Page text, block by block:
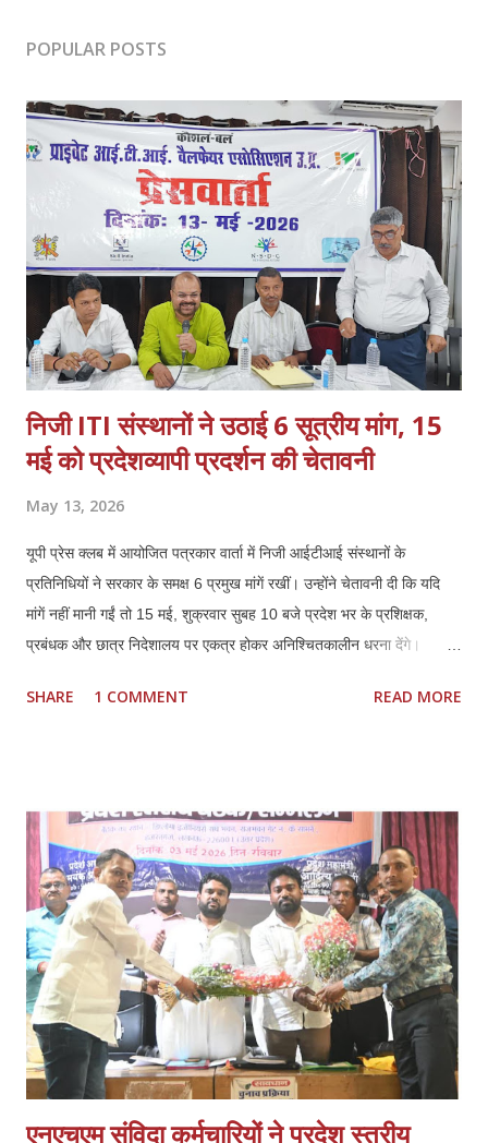
POPULAR POSTS
निजी ITI संस्थानों ने उठाई 6 सूत्रीय मांग, 15
मई को प्रदेशव्यापी प्रदर्शन की चेतावनी
May 13, 2026
यूपी प्रेस क्लब में आयोजित पत्रकार वार्ता में निजी आईटीआई संस्थानों के
प्रतिनिधियों ने सरकार के समक्ष 6 प्रमुख मांगें रखीं। उन्होंने चेतावनी दी कि यदि
मांगें नहीं मानी गईं तो 15 मई, शुक्रवार सुबह 10 बजे प्रदेश भर के प्रशिक्षक,
प्रबंधक और छात्र निदेशालय पर एकत्र होकर अनिश्चितकालीन धरना देंगे।
लेकिन मौजूदा नीतियों से संस्थानों की आर्थिक और प्रशासनिक स्थिति प्रभावित हो
हो:* पैन, आधार, OTP आधारित e-KYC के बाद अतिरिक्त नोडल वेरिफिकेशन
अनावश्यक और शोषणकारी है। 3. *थर्ड शिफ्ट बहाल हो:* दिन में नौकरी करने वाले
हजारों छात्रों को शाम की शिफ्ट न होने से प्रशिक्षण नहीं मिल पा रहा। 4.
*PMKVY 5.0 में भागीदारी मिले:* निजी संस्थानों के पास संसाधन और अनुभवी
स्टाफ होने के बावजूद योजनाओं में भागी...
SHARE 1 COMMENT READ MORE
एनएचएम संविदा कर्मचारियों ने प्रदेश स्तरीय